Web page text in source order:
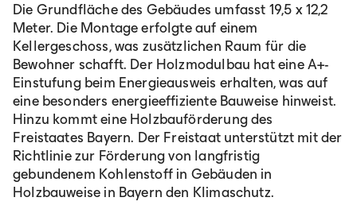
Die Grundfläche des Gebäudes umfasst 19,5 x 12,2
Meter. Die Montage erfolgte auf einem
Kellergeschoss, was zusätzlichen Raum für die
Bewohner schafft. Der Holzmodulbau hat eine A+-
Einstufung beim Energieausweis erhalten, was auf
eine besonders energieeffiziente Bauweise hinweist.
Hinzu kommt eine Holzbauförderung des
Freistaates Bayern. Der Freistaat unterstützt mit der
Richtlinie zur Förderung von langfristig
gebundenem Kohlenstoff in Gebäuden in
Holzbauweise in Bayern den Klimaschutz.